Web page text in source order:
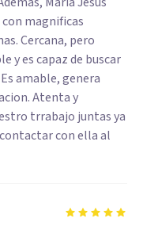
magnificas
Cercana, pero
y es capaz de buscar
amable, genera
Atenta y
trrabajo juntas ya
con ella al